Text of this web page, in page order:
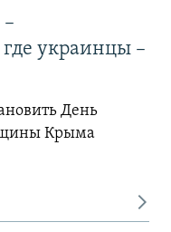
украинцы –
День
Крыма